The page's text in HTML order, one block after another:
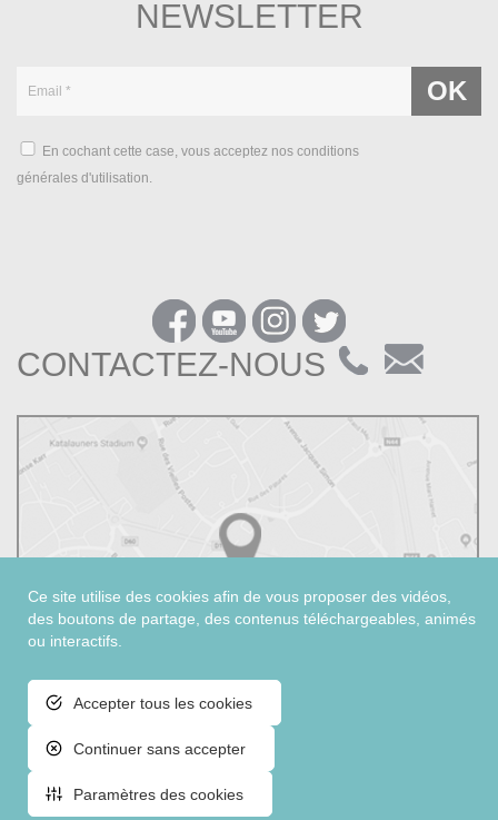
NEWSLETTER
En cochant cette case, vous acceptez nos conditions
générales d'utilisation.
CONTACTEZ-NOUS
©2026 Champagne Création – Reims
Foire de châlons
Ce site utilise des cookies afin de vous proposer des vidéos,
des boutons de partage, des contenus téléchargeables, animés
ou interactifs.
Accepter tous les cookies
Continuer sans accepter
Paramètres des cookies